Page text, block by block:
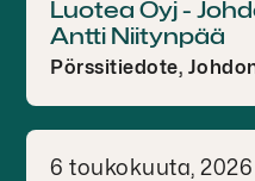
Luotea Oyj -
Antti Niitynpää
Pörssitiedote,
6 toukokuuta, 2026